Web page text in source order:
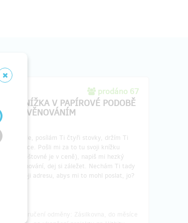
prodáno 67
KNÍŽKA V PAPÍROVÉ PODOBĚ
S VĚNOVÁNÍM
Hele, posílám Ti čtyři stovky, držím Ti
palce. Pošli mi za to tu svoji knížku
(poštovné je v ceně), napiš mi hezký
věnování, dej si záležet. Nechám Ti tady
svoji adresu, abys mi to mohl poslat, jo?